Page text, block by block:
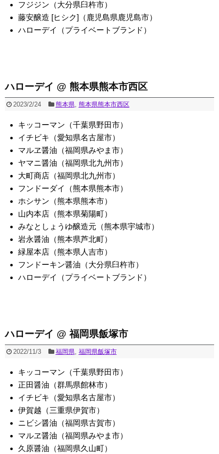
フジジン（大分県臼杵市）
藤安醸造 [ヒシク]（鹿児島県鹿児島市）
ハローデイ（プライベートブランド）
ハローデイ @ 熊本県熊本市西区
2023/2/24 熊本県, 熊本県熊本市西区
キッコーマン（千葉県野田市）
イチビキ（愛知県名古屋市）
マルヱ醤油（福岡県みやま市）
ヤマニ醤油（福岡県北九州市）
大町商店（福岡県北九州市）
フンドーダイ（熊本県熊本市）
ホシサン（熊本県熊本市）
山内本店（熊本県菊陽町）
みなとしょうゆ醸造元（熊本県宇城市）
岩永醤油（熊本県芦北町）
緑屋本店（熊本県人吉市）
フンドーキン醤油（大分県臼杵市）
ハローデイ（プライベートブランド）
ハローデイ @ 福岡県飯塚市
2022/11/3 福岡県, 福岡県飯塚市
キッコーマン（千葉県野田市）
正田醤油（群馬県館林市）
イチビキ（愛知県名古屋市）
伊賀越（三重県伊賀市）
ニビシ醤油（福岡県古賀市）
マルヱ醤油（福岡県みやま市）
久原醤油（福岡県久山町）